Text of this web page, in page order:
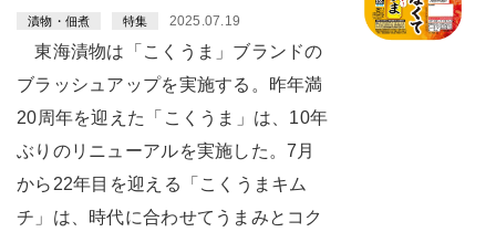
漬物・佃煮 特集 2025.07.19
東海漬物は「こくうま」ブランドの
ブラッシュアップを実施する。昨年満
20周年を迎えた「こくうま」は、10年
ぶりのリニューアルを実施した。7月
から22年目を迎える「こくうまキム
チ」は、時代に合わせてうまみとコク